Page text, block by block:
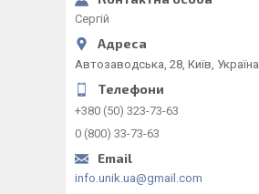
Сергій
Автозаводська, 28, Київ, Україна
+380 (50) 323-73-63
0 (800) 33-73-63
info.unik.ua@gmail.com